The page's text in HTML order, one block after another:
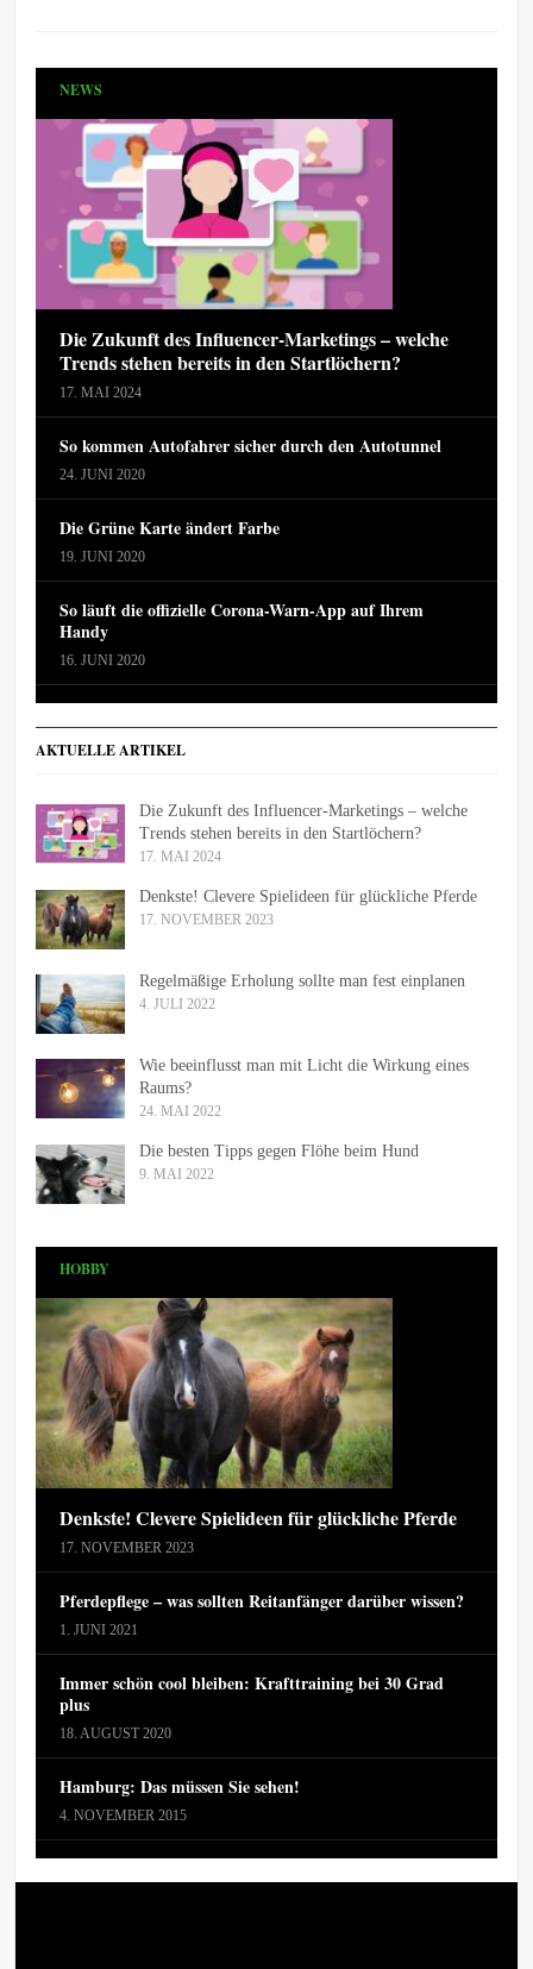
NEWS
Die Zukunft des Influencer-Marketings – welche
Trends stehen bereits in den Startlöchern?
17. MAI 2024
So kommen Autofahrer sicher durch den Autotunnel
24. JUNI 2020
Die Grüne Karte ändert Farbe
19. JUNI 2020
So läuft die offizielle Corona-Warn-App auf Ihrem
Handy
16. JUNI 2020
AKTUELLE ARTIKEL
Die Zukunft des Influencer-Marketings – welche
Trends stehen bereits in den Startlöchern?
17. MAI 2024
Denkste! Clevere Spielideen für glückliche Pferde
17. NOVEMBER 2023
Regelmäßige Erholung sollte man fest einplanen
4. JULI 2022
Wie beeinflusst man mit Licht die Wirkung eines
Raums?
24. MAI 2022
Die besten Tipps gegen Flöhe beim Hund
9. MAI 2022
HOBBY
Denkste! Clevere Spielideen für glückliche Pferde
17. NOVEMBER 2023
Pferdepflege – was sollten Reitanfänger darüber wissen?
1. JUNI 2021
Immer schön cool bleiben: Krafttraining bei 30 Grad
plus
18. AUGUST 2020
Hamburg: Das müssen Sie sehen!
4. NOVEMBER 2015